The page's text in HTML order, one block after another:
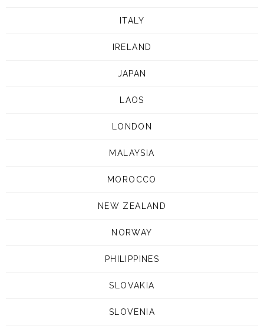
ITALY
IRELAND
JAPAN
LAOS
LONDON
MALAYSIA
MOROCCO
NEW ZEALAND
NORWAY
PHILIPPINES
SLOVAKIA
SLOVENIA